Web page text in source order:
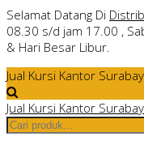
Selamat Datang Di
08.30 s/d jam 17.00 ,
& Hari Besar Libur.
Jual Kursi Kantor
Jual Kursi Kantor